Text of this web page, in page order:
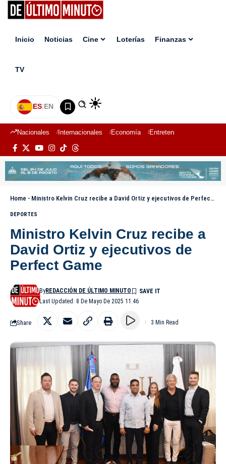
Inicio Noticias Cine Loterías Finanzas
TV
ES|EN
Nacionales Internacionales Economía Entretenimiento
Home - Ministro Kelvin Cruz recibe a David Ortiz y ejecutivos de Perfect Game
DEPORTES
Ministro Kelvin Cruz recibe a
David Ortiz y ejecutivos de
Perfect Game
Last Updated: 8 De Mayo De 2025 11:46
ByREDACCIÓN DE ÚLTIMO MINUTO
Share 3 Min Read